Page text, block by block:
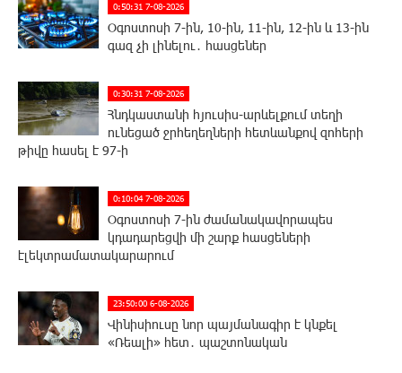
0:50:31 7-08-2026
Օգոստոսի 7-ին, 10-ին, 11-ին, 12-ին և 13-ին
գազ չի լինելու․ հասցեներ
0:30:31 7-08-2026
Հնդկաստանի հյուսիս-արևելքում տեղի
ունեցած ջրհեղեղների հետևանքով զոհերի
թիվը հասել է 97-ի
0:10:04 7-08-2026
Օգոստոսի 7-ին ժամանակավորապես
կդադարեցվի մի շարք հասցեների
էլեկտրամատակարարում
23:50:00 6-08-2026
Վինիսիուսը նոր պայմանագիր է կնքել
«Ռեալի» հետ․ պաշտոնական